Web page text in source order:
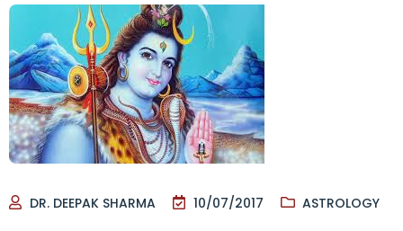
DR. DEEPAK SHARMA 10/07/2017 ASTROLOGY